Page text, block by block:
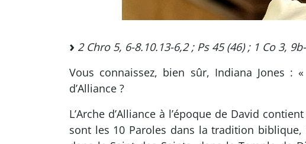
2 Chro 5, 6-8.10.13-6,2 ; Ps 45 (46) ; 1 Co 3,
Vous connaissez, bien sûr, Indiana Jones :
d’Alliance ?
L’Arche d’Alliance à l’époque de David
sont les 10 Paroles dans la tradition